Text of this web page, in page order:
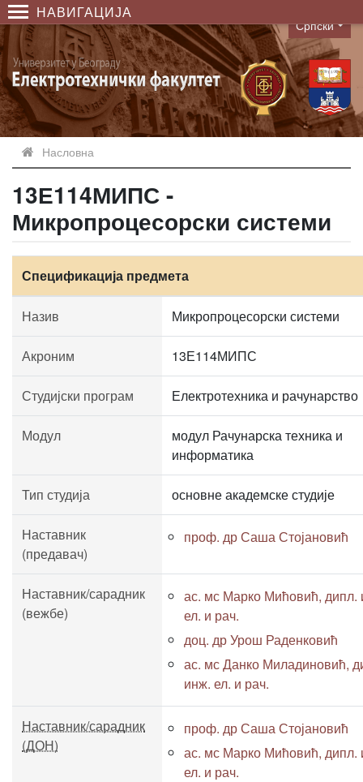
НАВИГАЦИЈА
Language
Српски
Насловна
13Е114МИПС -
Микропроцесорски системи
Спецификација предмета
Назив Микропроцесорски системи
Акроним 13Е114МИПС
Студијски програм Електротехника и рачунарство
Модул
модул Рачунарска техника и
информатика
Тип студија основне академске студије
Наставник
(предавач)
проф. др Саша Стојановић
Наставник/сарадник
(вежбе)
ас. мс Марко Мићовић, дипл.
ел. и рач.
доц. др Урош Раденковић
ас. мс Данко Миладиновић,
инж. ел. и рач.
Наставник/сарадник
(ДОН)
проф. др Саша Стојановић
ас. мс Марко Мићовић, дипл.
ел. и рач.